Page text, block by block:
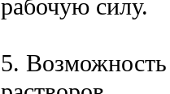
рабочую силу.
5. Возможность